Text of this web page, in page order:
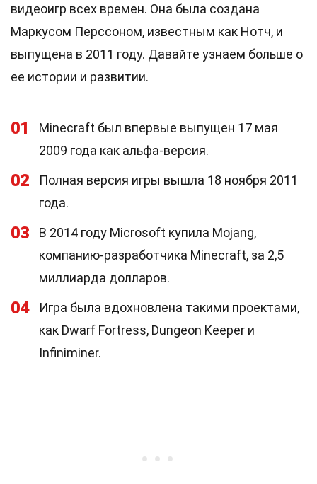
видеоигр всех времен. Она была создана
Маркусом Перссоном, известным как Нотч, и
выпущена в 2011 году. Давайте узнаем больше о
ее истории и развитии.
01
Minecraft был впервые выпущен 17 мая
2009 года как альфа-версия.
02
Полная версия игры вышла 18 ноября 2011
года.
03
В 2014 году Microsoft купила Mojang,
компанию-разработчика Minecraft, за 2,5
миллиарда долларов.
04
Игра была вдохновлена такими проектами,
как Dwarf Fortress, Dungeon Keeper и
Infiniminer.